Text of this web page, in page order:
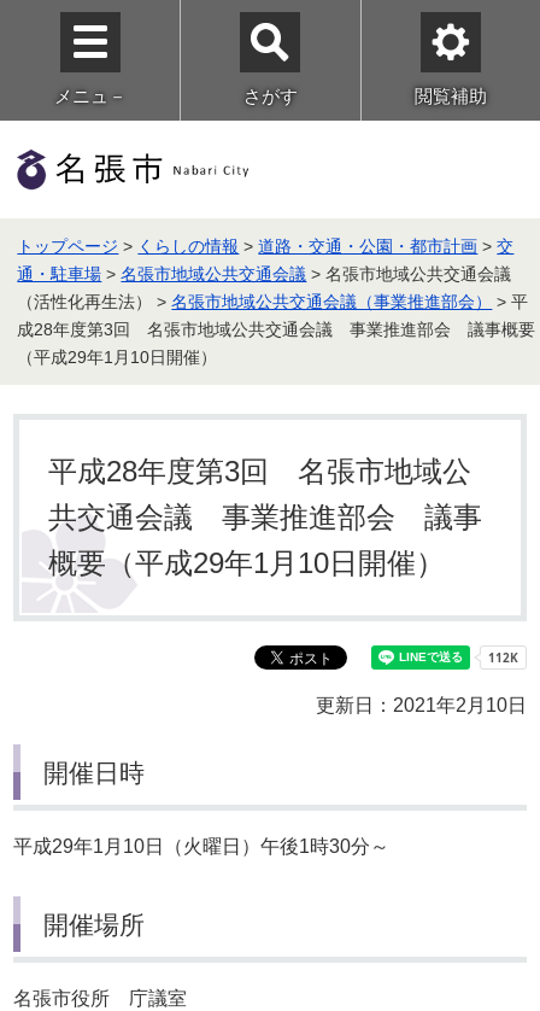
メニュ－ さがす 閲覧補助
トップページ > くらしの情報 >道路・交通・公園・都市計画 >交
通・駐車場 >名張市地域公共交通会議 > 名張市地域公共交通会議
（活性化再生法） >名張市地域公共交通会議（事業推進部会）
> 平
成28年度第3回 名張市地域公共交通会議 事業推進部会 議事概要
（平成29年1月10日開催）
平成28年度第3回 名張市地域公
共交通会議 事業推進部会 議事
概要（平成29年1月10日開催）
更新日：2021年2月10日
開催日時
平成29年1月10日（火曜日）午後1時30分～
開催場所
名張市役所 庁議室